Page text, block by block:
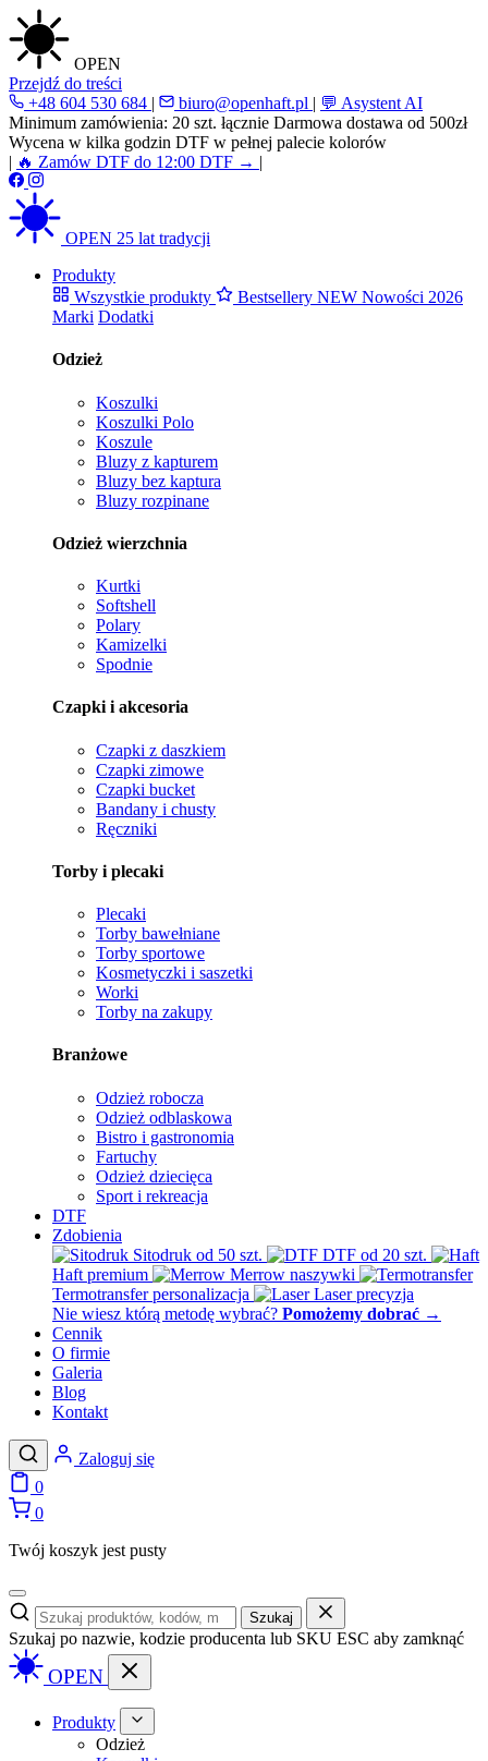
OPEN
Przejdź do treści
+48 604 530 684 | biuro@openhaft.pl | 💬 Asystent AI
Minimum zamówienia: 20 szt. łącznie Darmowa dostawa od 500zł
Wycena w kilka godzin DTF w pełnej palecie kolorów
| 🔥 Zamów DTF do 12:00 DTF → |
OPEN 25 lat tradycji
Produkty
Wszystkie produkty
Bestsellery NEW Nowości 2026
Marki Dodatki
Odzież
Koszulki
Koszulki Polo
Koszule
Bluzy z kapturem
Bluzy bez kaptura
Bluzy rozpinane
Odzież wierzchnia
Kurtki
Softshell
Polary
Kamizelki
Spodnie
Czapki i akcesoria
Czapki z daszkiem
Czapki zimowe
Czapki bucket
Bandany i chusty
Ręczniki
Torby i plecaki
Plecaki
Torby bawełniane
Torby sportowe
Kosmetyczki i saszetki
Worki
Torby na zakupy
Branżowe
Odzież robocza
Odzież odblaskowa
Bistro i gastronomia
Fartuchy
Odzież dziecięca
Sport i rekreacja
DTF
Zdobienia
Sitodruk od 50 szt. DTF od 20 szt.
Haft premium Merrow naszywki
Termotransfer personalizacja Laser precyzja
Nie wiesz którą metodę wybrać? Pomożemy dobrać →
Cennik
O firmie
Galeria
Blog
Kontakt
Zaloguj się
0
0
Twój koszyk jest pusty
Szukaj
Szukaj po nazwie, kodzie producenta lub SKU ESC aby zamknąć
OPEN
Produkty
Odzież